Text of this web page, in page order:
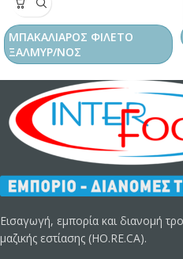
ΜΠΑΚΑΛΙΑΡΟΣ ΦΙΛΕΤΟ
ΞΑΛΜΥΡ/ΝΟΣ
Εισαγωγή, εμπορία και διανομή
μαζικής εστίασης (HO.RE.CA).